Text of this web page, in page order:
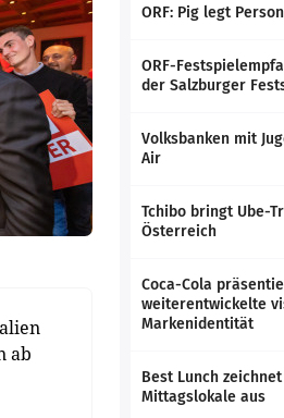
ab
ORF: Pig legt
ORF-
der Salzburger
Volksbanken mit
Air
Tchibo bringt Ube-
Österreich
Coca-Cola
weiterentwickelte
Markenidentität
Best Lunch
Mittagslokale aus